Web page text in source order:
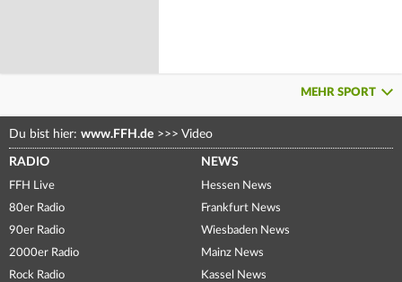
MEHR SPORT
Du bist hier: www.FFH.de >>> Video
RADIO
FFH Live
80er Radio
90er Radio
2000er Radio
Rock Radio
NEWS
Hessen News
Frankfurt News
Wiesbaden News
Mainz News
Kassel News